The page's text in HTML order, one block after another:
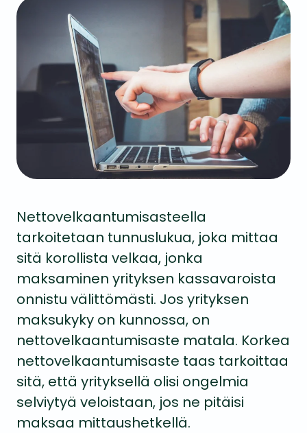
Nettovelkaantumisasteella
tarkoitetaan tunnuslukua, joka mittaa
sitä korollista velkaa, jonka
maksaminen yrityksen kassavaroista
onnistu välittömästi. Jos yrityksen
maksukyky on kunnossa, on
nettovelkaantumisaste matala. Korkea
nettovelkaantumisaste taas tarkoittaa
sitä, että yrityksellä olisi ongelmia
selviytyä veloistaan, jos ne pitäisi
maksaa mittaushetkellä.